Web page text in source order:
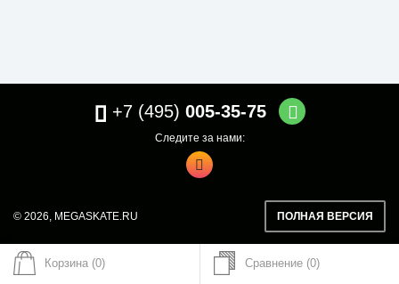
Корзина (0) Сравнение 0
+7 (495) 005-35-75
Следите за нами:
© 2026, MEGASKATE.RU ПОЛНАЯ ВЕРСИЯ